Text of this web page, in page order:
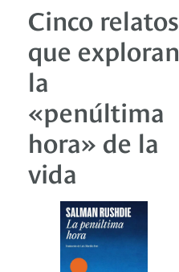
Cinco relatos
que exploran
la
«penúltima
hora» de la
vida